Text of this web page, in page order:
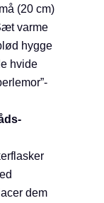
(20 cm)
varme
hygge
hvide
dem